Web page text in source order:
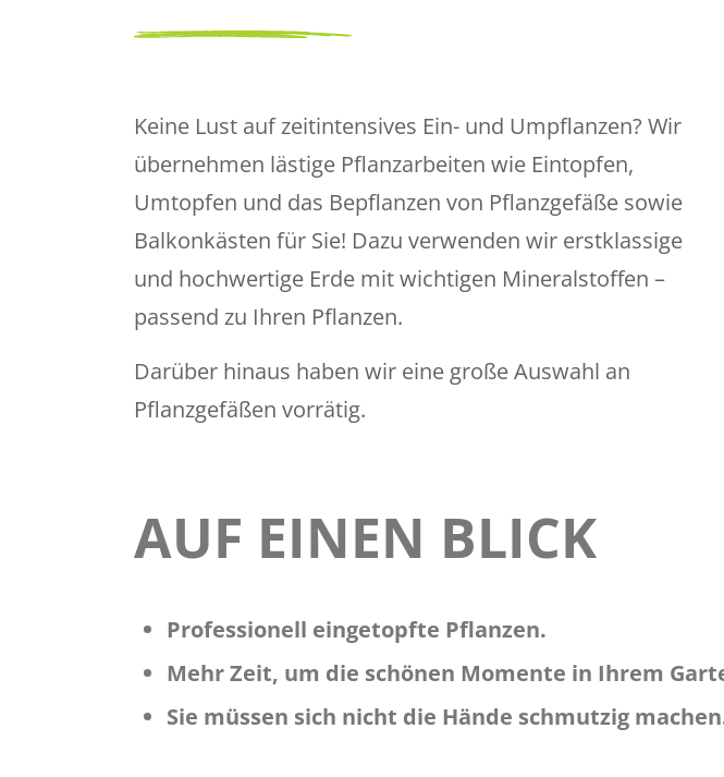
Keine Lust auf zeitintensives Ein- und Umpflanzen? Wir
übernehmen lästige Pflanzarbeiten wie Eintopfen,
Umtopfen und das Bepflanzen von Pflanzgefäße sowie
Balkonkästen für Sie! Dazu verwenden wir erstklassige
und hochwertige Erde mit wichtigen Mineralstoffen –
passend zu Ihren Pflanzen.
Darüber hinaus haben wir eine große Auswahl an
Pflanzgefäßen vorrätig.
AUF EINEN BLICK
Professionell eingetopfte Pflanzen.
Mehr Zeit, um die schönen Momente in Ihrem
Sie müssen sich nicht die Hände schmutzig